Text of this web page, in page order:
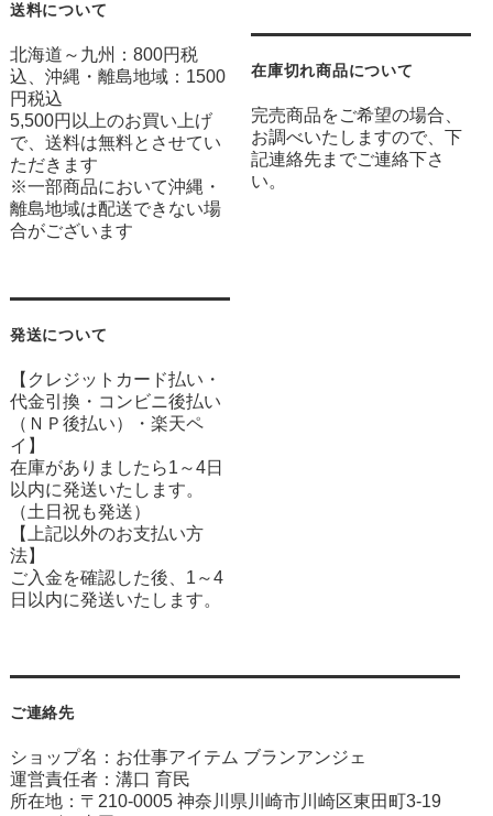
送料について
北海道～九州：800円税
込、沖縄・離島地域：1500
円税込
5,500円以上のお買い上げ
で、送料は無料とさせてい
ただきます
※一部商品において沖縄・
離島地域は配送できない場
合がございます
発送について
【クレジットカード払い・
代金引換・コンビニ後払い
（ＮＰ後払い）・楽天ペ
イ】
在庫がありましたら1～4日
以内に発送いたします。
（土日祝も発送）
【上記以外のお支払い方
法】
ご入金を確認した後、1～4
日以内に発送いたします。
在庫切れ商品について
完売商品をご希望の場合、
お調べいたしますので、下
記連絡先までご連絡下さ
い。
ご連絡先
ショップ名：お仕事アイテム ブランアンジェ
運営責任者：溝口 育民
所在地：〒210-0005 神奈川県川崎市川崎区東田町3-19